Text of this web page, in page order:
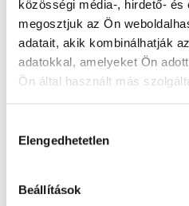
közösségi média-, hirdető- és
megosztjuk az Ön
adatait, akik kombinálhatják
adatokkal, amelyeket Ön
Ön által használt más
kiválasztása
Elengedhetetlen
Beállítások
db